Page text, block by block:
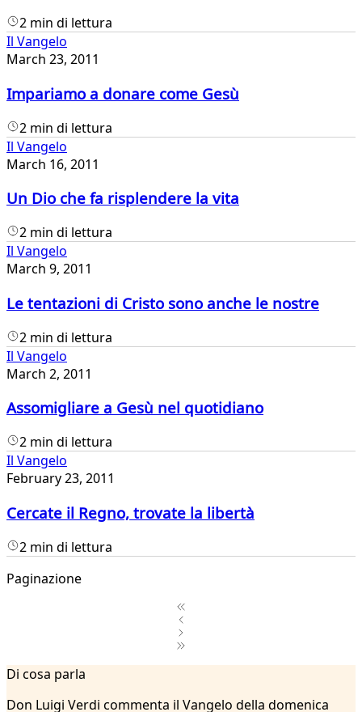
2 min di lettura
Il Vangelo
March 23, 2011
Impariamo a donare come Gesù
2 min di lettura
Il Vangelo
March 16, 2011
Un Dio che fa risplendere la vita
2 min di lettura
Il Vangelo
March 9, 2011
Le tentazioni di Cristo sono anche le nostre
2 min di lettura
Il Vangelo
March 2, 2011
Assomigliare a Gesù nel quotidiano
2 min di lettura
Il Vangelo
February 23, 2011
Cercate il Regno, trovate la libertà
2 min di lettura
Paginazione
2
...
Di cosa parla
Don Luigi Verdi commenta il Vangelo della domenica